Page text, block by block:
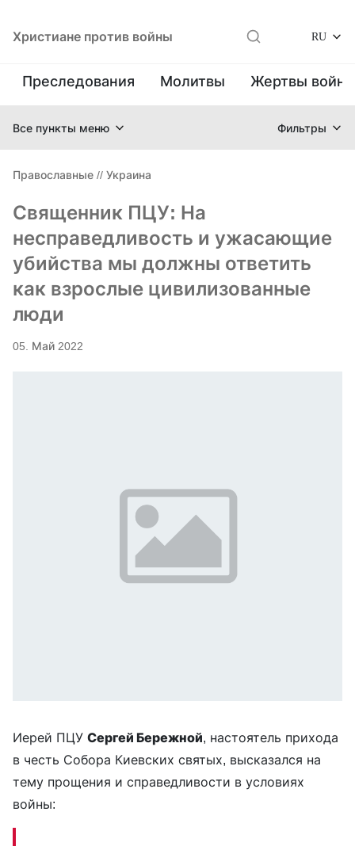
Христиане против войны RU
Преследования Молитвы Жертвы
Все пункты меню Фильтры
Православные // Украина
Священник ПЦУ: На
несправедливость и ужасающие
убийства мы должны ответить
как взрослые цивилизованные
люди
05. Май 2022
Иерей ПЦУ Сергей Бережной, настоятель прихода
в честь Собора Киевских святых, высказался на
тему прощения и справедливости в условиях
войны: